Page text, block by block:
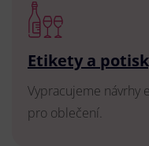
Etikety a
Vypracujeme návrhy
pro oblečení.